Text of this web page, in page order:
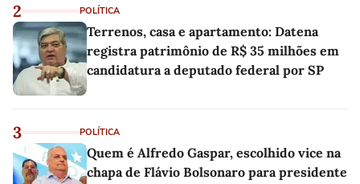
2 POLÍTICA
Terrenos, casa e apartamento: Datena
registra patrimônio de R$ 35 milhões em
candidatura a deputado federal por SP
3 POLÍTICA
Quem é Alfredo Gaspar, escolhido vice na
chapa de Flávio Bolsonaro para presidente